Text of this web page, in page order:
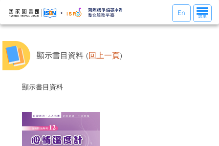
選
單
選單
En
顯示書目資料 (回上一頁)
顯示書目資料